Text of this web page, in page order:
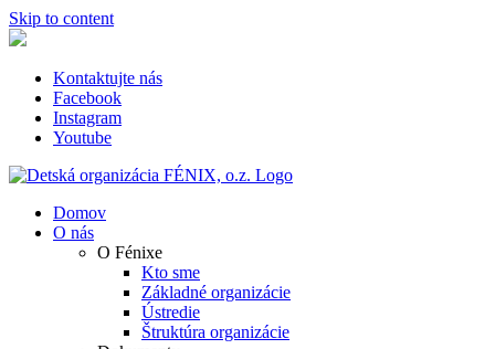
Skip to content
Kontaktujte nás
Facebook
Instagram
Youtube
Domov
O nás
O Fénixe
Kto sme
Základné organizácie
Ústredie
Štruktúra organizácie